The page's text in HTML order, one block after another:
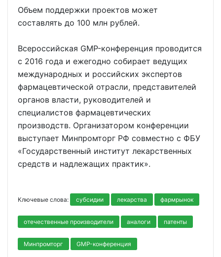
Объем поддержки проектов может
составлять до 100 млн рублей.
Всероссийская GMP-конференция проводится
с 2016 года и ежегодно собирает ведущих
международных и российских экспертов
фармацевтической отрасли, представителей
органов власти, руководителей и
специалистов фармацевтических
производств. Организатором конференции
выступает Минпромторг РФ совместно с ФБУ
«Государственный институт лекарственных
средств и надлежащих практик».
Ключевые слова: субсидии лекарства фармрынок
отечественные производители аналоги патенты
Минпромторг GMP-конференция